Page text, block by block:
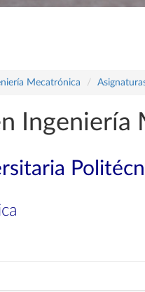
Mecatrónica
Ingeniería